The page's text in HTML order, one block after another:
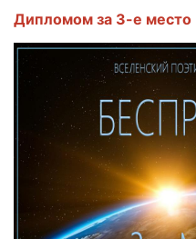
Дипломом за 3-е место